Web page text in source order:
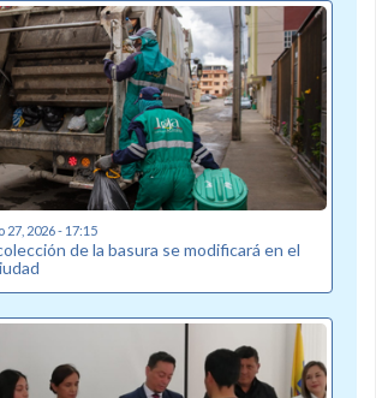
2026 - 17:15
de la basura se modificará en el